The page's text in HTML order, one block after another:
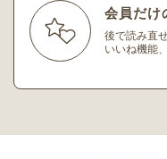
会員だけ
後で読み直
いいね機能